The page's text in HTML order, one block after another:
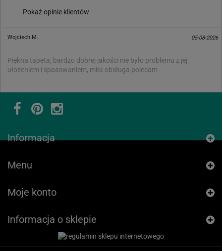
Pokaż opinie klientów
Wojciech M. 05-08-2026
Piękna tapeta, bardzo dobrej jakości nie było problemu z jej
ułożeniem i spasowaniem, miła obsługa polecam
Informacja
Menu
Moje konto
Informacja o sklepie